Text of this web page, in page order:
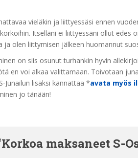
vieläkin ja liittyessäsi ennen
Itselläni ei liittyessäni ollut edes
ja olen liittymisen jälkeen huomannut
on siis osunut turhankin hyvin
en voi alkaa valittamaan. Toivotaan
Junailun lisäksi kannattaa *avata myös
jo tänään!
maksaneet S-